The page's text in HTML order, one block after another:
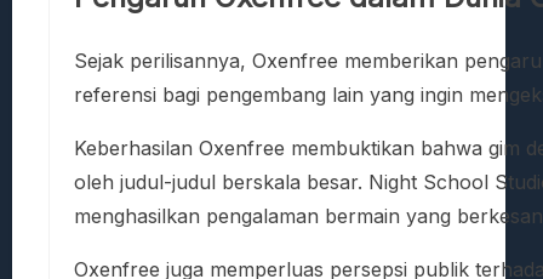
Sejak perilisannya, Oxenfree memberikan
referensi bagi pengembang lain yang ingin
Keberhasilan Oxenfree membuktikan bahwa gim
oleh judul-judul berskala besar. Night School
menghasilkan pengalaman bermain yang
Oxenfree juga memperluas persepsi publik